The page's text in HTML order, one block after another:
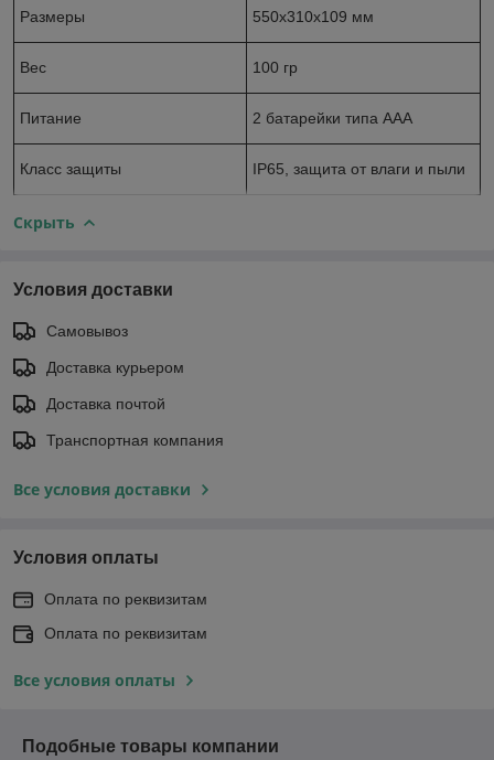
Размеры 550x310x109 мм
Вес 100 гр
Питание 2 батарейки типа ААА
Класс защиты IP65, защита от влаги и пыли
Скрыть
Условия доставки
Самовывоз
Доставка курьером
Доставка почтой
Транспортная компания
Все условия доставки
Условия оплаты
Оплата по реквизитам
Оплата по реквизитам
Все условия оплаты
Подобные товары компании